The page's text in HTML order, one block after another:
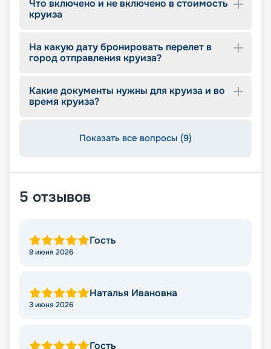
Что включено и не включено в стоимость
круиза
На какую дату бронировать перелет в
город отправления круиза?
Какие документы нужны для круиза и во
время круиза?
Показать все вопросы (9)
5 отзывов
Гость
9 июня 2026
Наталья Ивановна
3 июня 2026
Гость